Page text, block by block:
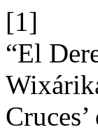
[1]
“El